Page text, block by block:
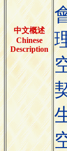
中文概述
Chinese
Description